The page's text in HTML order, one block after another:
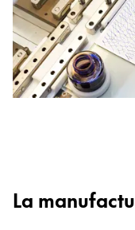
Afrique
Cette région
South Africa
English
Asie-Pacifique
中文
La